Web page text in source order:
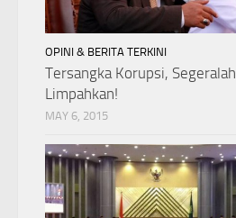
OPINI & BERITA TERKINI
Tersangka Korupsi, Segeralah
Limpahkan!
MAY 6, 2015